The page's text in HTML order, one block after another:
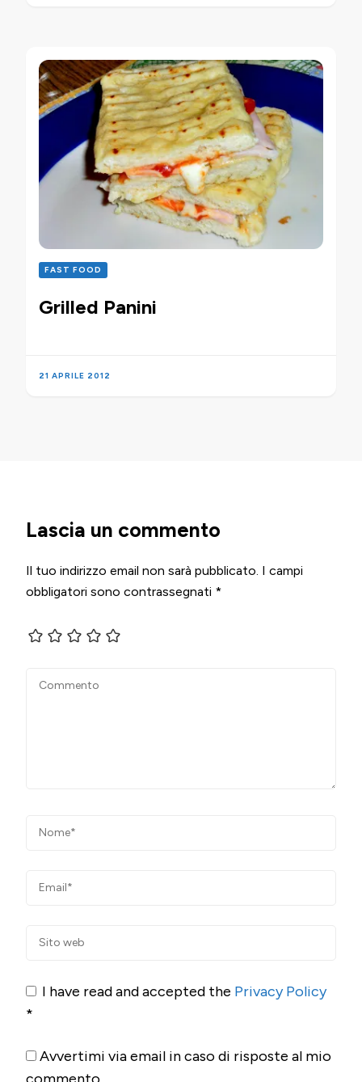
FAST FOOD
Grilled Panini
21 APRILE 2012
Lascia un commento
Il tuo indirizzo email non sarà pubblicato. I campi
obbligatori sono contrassegnati *
I have read and accepted the Privacy Policy
*
Avvertimi via email in caso di risposte al mio